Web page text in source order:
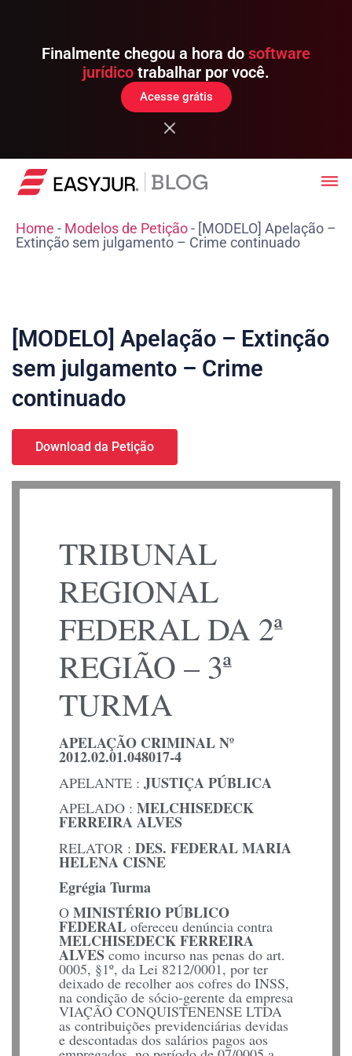
Finalmente chegou a hora do software
jurídico trabalhar por você.
Acesse grátis
Home - Modelos de Petição- [MODELO] Apelação –
Extinção sem julgamento – Crime continuado
[MODELO] Apelação – Extinção
sem julgamento – Crime
continuado
Download da Petição
TRIBUNAL
REGIONAL
FEDERAL DA 2ª
REGIÃO – 3ª
TURMA
APELAÇÃO CRIMINAL Nº
2012.02.01.048017-4
APELANTE : JUSTIÇA PÚBLICA
APELADO : MELCHISEDECK
FERREIRA ALVES
RELATOR : DES. FEDERAL MARIA
HELENA CISNE
Egrégia Turma
O MINISTÉRIO PÚBLICO
FEDERAL ofereceu denúncia contra
MELCHISEDECK FERREIRA
ALVES como incurso nas penas do art.
0005, §1º, da Lei 8212/0001, por ter
deixado de recolher aos cofres do INSS,
na condição de sócio-gerente da empresa
VIAÇÃO CONQUISTENENSE LTDA
as contribuições previdenciárias devidas
e descontadas dos salários pagos aos